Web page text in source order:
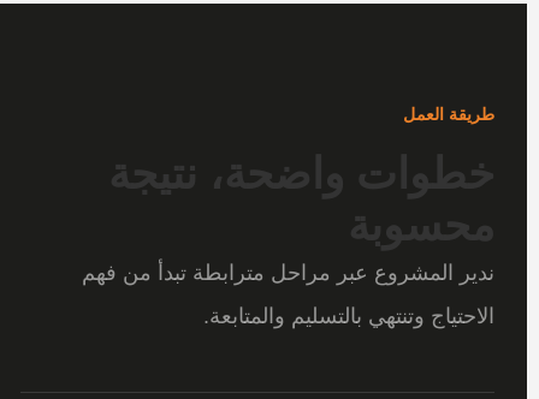
طريقة العمل
خطوات واضحة، نتيجة
محسوبة
ندير المشروع عبر مراحل مترابطة تبدأ من فهم
الاحتياج وتنتهي بالتسليم والمتابعة.